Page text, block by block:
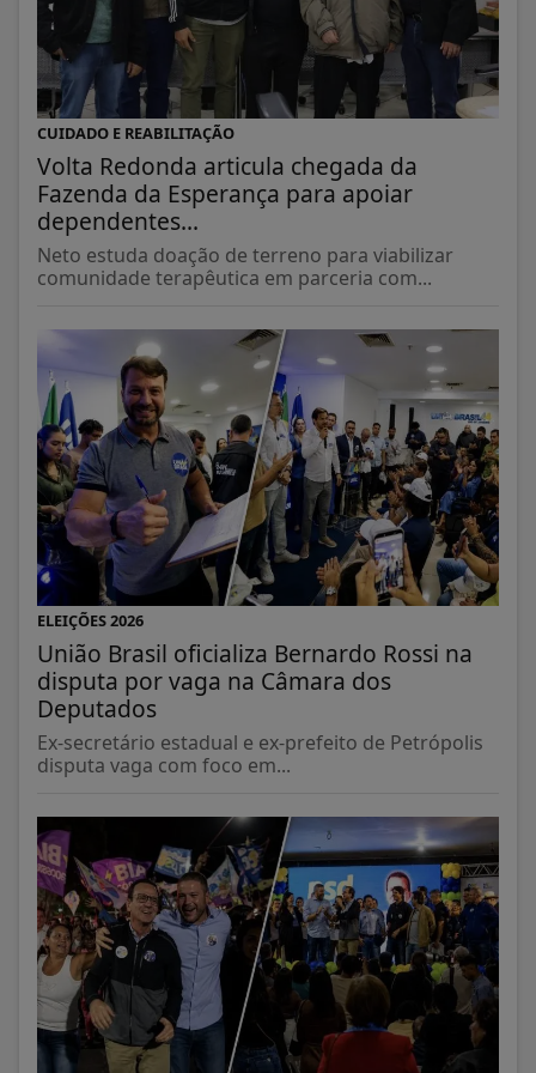
CUIDADO E REABILITAÇÃO
Volta Redonda articula chegada da
Fazenda da Esperança para apoiar
dependentes...
Neto estuda doação de terreno para viabilizar
comunidade terapêutica em parceria com...
ELEIÇÕES 2026
União Brasil oficializa Bernardo Rossi na
disputa por vaga na Câmara dos
Deputados
Ex-secretário estadual e ex-prefeito de Petrópolis
disputa vaga com foco em...